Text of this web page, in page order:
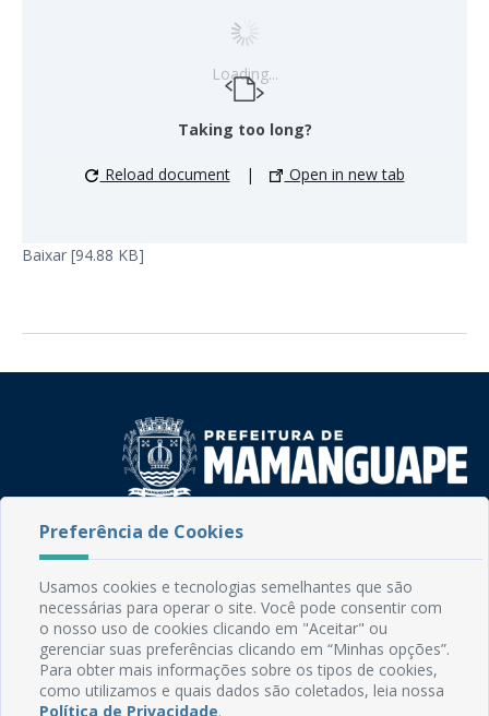
Loading...
Taking too long?
Reload document | Open in new tab
Baixar [94.88 KB]
Rua do Imperador, 78, Centro
CEP: 58.280-000 - Mamanguape/PB
Fone: (83) 3292-2246
Email: comunicacao@mamanguape.pb.gov.br
Expediente: Segunda à Sexta, das 08h às 13h
Mapa do Site
Perguntas frequentes
Preferência de Cookies
Usamos cookies e tecnologias semelhantes que são
necessárias para operar o site. Você pode consentir com
o nosso uso de cookies clicando em "Aceitar" ou
gerenciar suas preferências clicando em “Minhas opções”.
Para obter mais informações sobre os tipos de cookies,
como utilizamos e quais dados são coletados, leia nossa
Política de Privacidade.